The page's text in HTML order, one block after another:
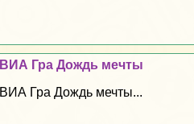
ВИА Гра Дождь мечты
ВИА Гра Дождь мечты...